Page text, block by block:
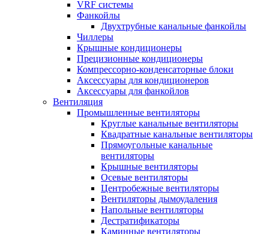
VRF системы
Фанкойлы
Двухтрубные канальные фанкойлы
Чиллеры
Крышные кондиционеры
Прецизионные кондиционеры
Компрессорно-конденсаторные блоки
Аксессуары для кондиционеров
Аксессуары для фанкойлов
Вентиляция
Промышленные вентиляторы
Круглые канальные вентиляторы
Квадратные канальные вентиляторы
Прямоугольные канальные
вентиляторы
Крышные вентиляторы
Осевые вентиляторы
Центробежные вентиляторы
Вентиляторы дымоудаления
Напольные вентиляторы
Дестратификаторы
Каминные вентиляторы